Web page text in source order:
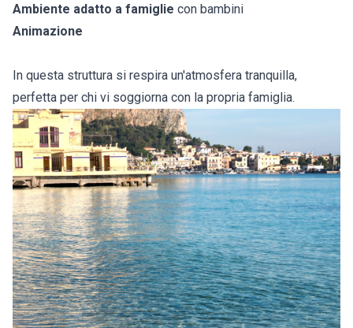
Ambiente adatto a famiglie con bambini
Animazione
In questa struttura si respira un'atmosfera tranquilla,
perfetta per chi vi soggiorna con la propria famiglia.